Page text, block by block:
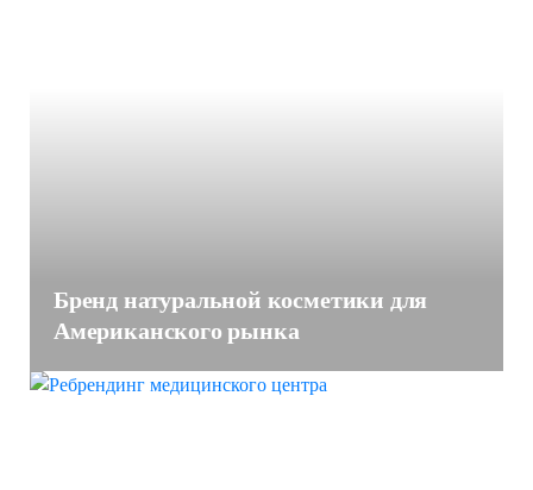
Бренд натуральной косметики для
Американского рынка